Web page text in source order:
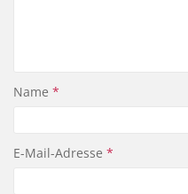
Name *
E-Mail-Adresse *